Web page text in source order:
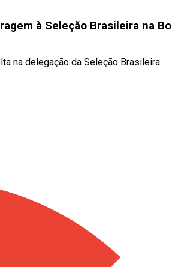
à Seleção Brasileira na
na delegação da Seleção Brasileira